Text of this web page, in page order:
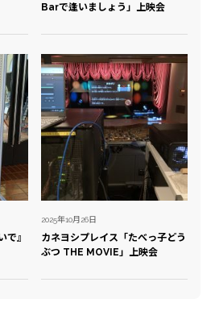
Barで逢いましょう」上映会
で』
2025年10月26日
カネヨシプレイス「たべっ子どう
ぶつ THE MOVIE」上映会